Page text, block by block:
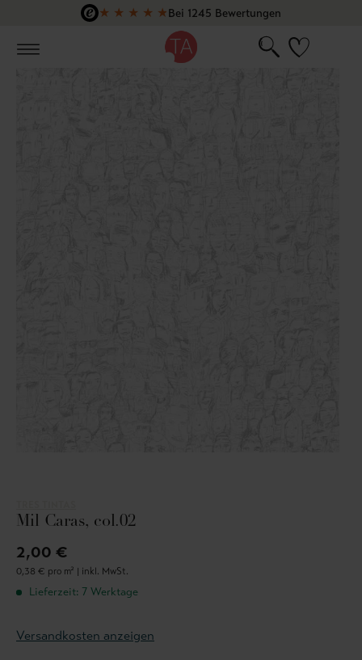
Zum Hauptinhalt springen
★ ★ ★ ★ ★Bei 1245 Bewertungen
Mil Caras, col.02
2,00 €
0,38 € pro m² | inkl. MwSt.
Lieferzeit: 7 Werktage
Versandkosten anzeigen